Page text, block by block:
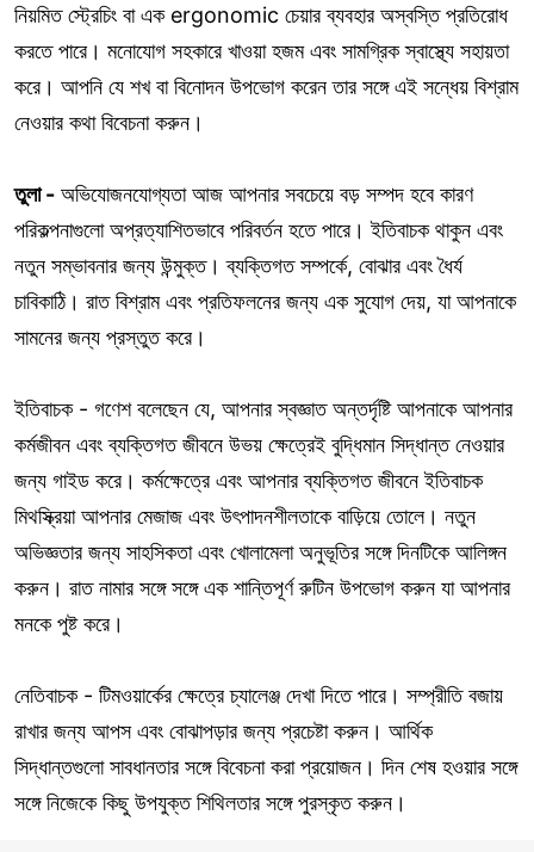
নিয়মিত স্ট্রেচিং বা এক ergonomic চেয়ার ব্যবহার অস্বস্তি প্রতিরোধ
করতে পারে। মনোযোগ সহকারে খাওয়া হজম এবং সামগ্রিক স্বাস্থ্যে সহায়তা
করে। আপনি যে শখ বা বিনোদন উপভোগ করেন তার সঙ্গে এই সন্ধেয় বিশ্রাম
নেওয়ার কথা বিবেচনা করুন।
তুলা - অভিযোজনযোগ্যতা আজ আপনার সবচেয়ে বড় সম্পদ হবে কারণ
পরিকল্পনাগুলো অপ্রত্যাশিতভাবে পরিবর্তন হতে পারে। ইতিবাচক থাকুন এবং
নতুন সম্ভাবনার জন্য উন্মুক্ত। ব্যক্তিগত সম্পর্কে, বোঝার এবং ধৈর্য
চাবিকাঠি। রাত বিশ্রাম এবং প্রতিফলনের জন্য এক সুযোগ দেয়, যা আপনাকে
সামনের জন্য প্রস্তুত করে।
ইতিবাচক - গণেশ বলেছেন যে, আপনার স্বজ্ঞাত অন্তর্দৃষ্টি আপনাকে আপনার
কর্মজীবন এবং ব্যক্তিগত জীবনে উভয় ক্ষেত্রেই বুদ্ধিমান সিদ্ধান্ত নেওয়ার
জন্য গাইড করে। কর্মক্ষেত্রে এবং আপনার ব্যক্তিগত জীবনে ইতিবাচক
মিথস্ক্রিয়া আপনার মেজাজ এবং উৎপাদনশীলতাকে বাড়িয়ে তোলে। নতুন
অভিজ্ঞতার জন্য সাহসিকতা এবং খোলামেলা অনুভূতির সঙ্গে দিনটিকে আলিঙ্গন
করুন। রাত নামার সঙ্গে সঙ্গে এক শান্তিপূর্ণ রুটিন উপভোগ করুন যা আপনার
মনকে পুষ্ট করে।
নেতিবাচক - টিমওয়ার্কের ক্ষেত্রে চ্যালেঞ্জ দেখা দিতে পারে। সম্প্রীতি বজায়
রাখার জন্য আপস এবং বোঝাপড়ার জন্য প্রচেষ্টা করুন। আর্থিক
সিদ্ধান্তগুলো সাবধানতার সঙ্গে বিবেচনা করা প্রয়োজন। দিন শেষ হওয়ার সঙ্গে
সঙ্গে নিজেকে কিছু উপযুক্ত শিথিলতার সঙ্গে পুরস্কৃত করুন।